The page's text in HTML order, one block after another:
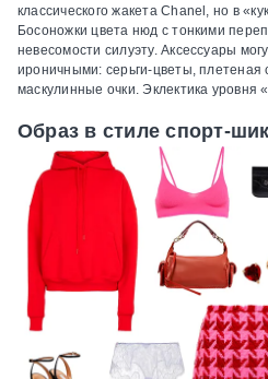
классического жакета Chanel, но в
Босоножки цвета нюд с тонкими
невесомости силуэту. Аксессуары
ироничными: серьги-цветы, плетеная
маскулинные очки. Эклектика уровня
Образ в стиле спорт-шик